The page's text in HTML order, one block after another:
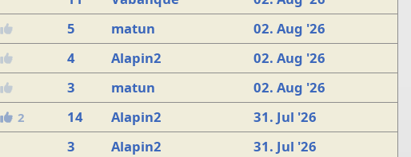
5 matun
02. Aug '26
4 Alapin2
02. Aug '26
3 matun
02. Aug '26
2 14 Alapin2
31. Jul '26
3 Alapin2
31. Jul '26